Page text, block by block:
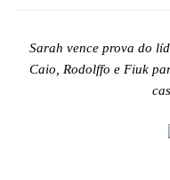
Sarah vence prova do
Caio, Rodolffo e Fiuk